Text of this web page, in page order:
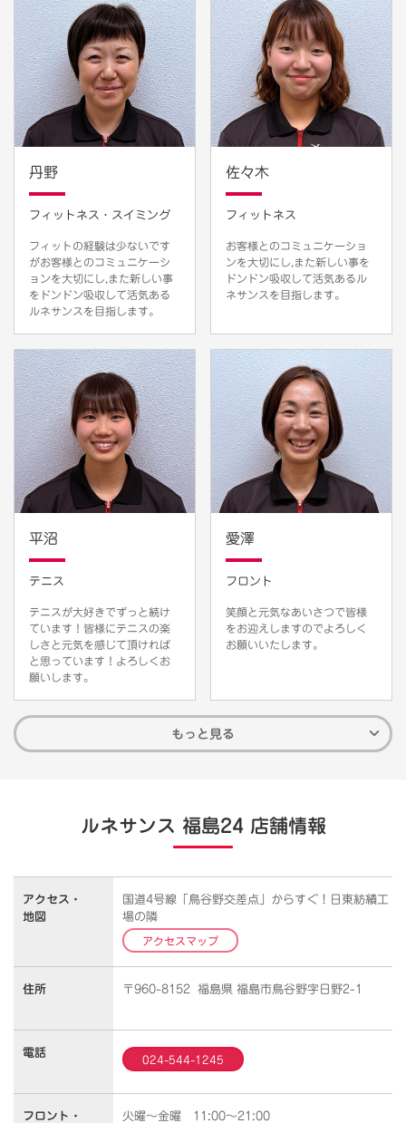
丹野
フィットネス・スイミング
フィットの経験は少ないです
がお客様とのコミュニケーシ
ョンを大切にし,また新しい事
をドンドン吸収して活気ある
ルネサンスを目指します。
佐々木
フィットネス
お客様とのコミュニケーショ
ンを大切にし,また新しい事を
ドンドン吸収して活気あるル
ネサンスを目指します。
平沼
テニス
テニスが大好きでずっと続け
ています！皆様にテニスの楽
しさと元気を感じて頂ければ
と思っています！よろしくお
願いします。
愛澤
フロント
笑顔と元気なあいさつで皆様
をお迎えしますのでよろしく
お願いいたします。
もっと見る
ルネサンス 福島24 店舗情報
アクセス・
地図
国道4号線「鳥谷野交差点」からすぐ！日東紡績工
場の隣
アクセスマップ
住所 〒960-8152 福島県 福島市鳥谷野字日野2-1
電話
024-544-1245
フロント・
火曜～金曜 11:00～21:00